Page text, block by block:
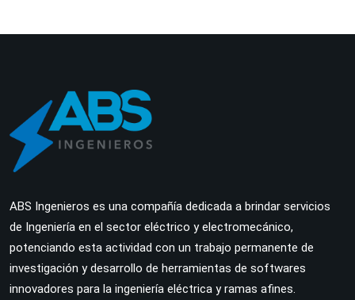
ABS Ingenieros es una compañía dedicada a brindar servicios
de Ingeniería en el sector eléctrico y electromecánico,
potenciando esta actividad con un trabajo permanente de
investigación y desarrollo de herramientas de softwares
innovadores para la ingeniería eléctrica y ramas afines.